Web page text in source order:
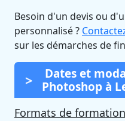
Besoin d'un devis ou
personnalisé ?
sur les démarches de
Dates et
Photoshop à
Formats de